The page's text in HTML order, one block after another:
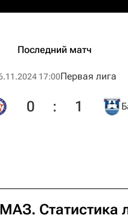
Последний матч
17:00Первая лига
0 : 1
Статистика